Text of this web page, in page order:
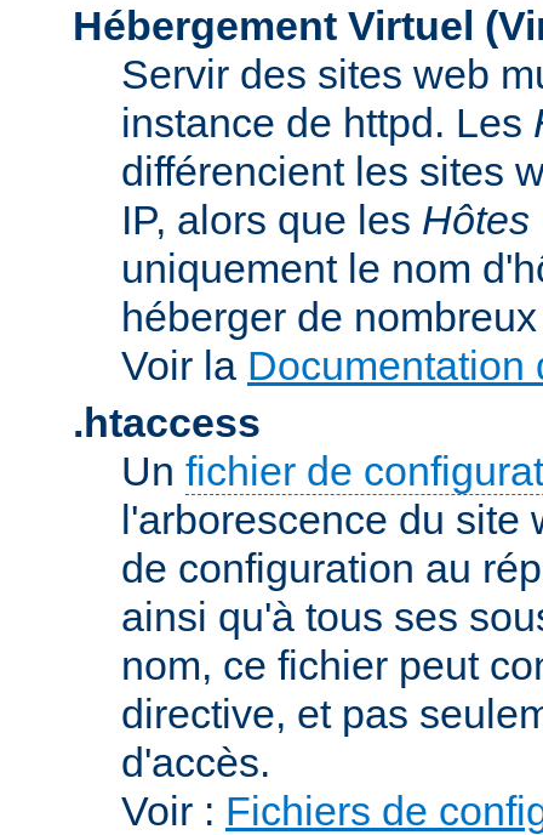
Hébergement Virtuel
Servir des sites web
instance de httpd. Les
différencient les sites
IP, alors que les Hôtes
uniquement le nom
héberger de
Voir la Documentation
.htaccess
Un fichier de
l'arborescence du
de configuration au
ainsi qu'à tous ses
nom, ce fichier peut
directive, et pas
d'accès.
Voir : Fichiers de